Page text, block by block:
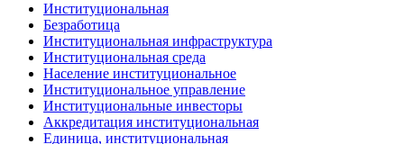
Институциональная
Безработица
Институциональная инфраструктура
Институциональная среда
Население институциональное
Институциональное управление
Институциональные инвесторы
Аккредитация институциональная
Единица, институциональная